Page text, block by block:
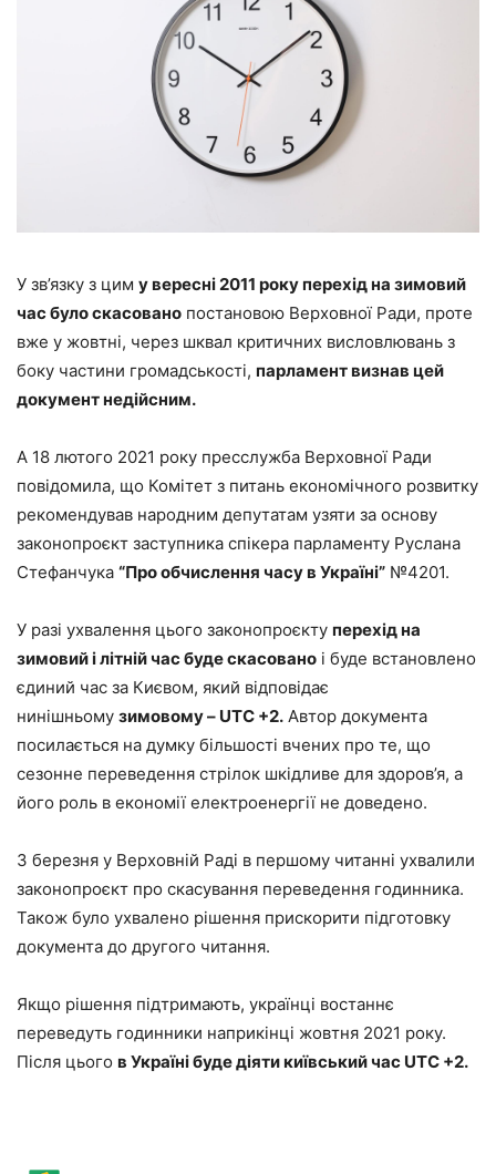
У зв’язку з цим у вересні 2011 року перехід на зимовий
час було скасовано постановою Верховної Ради, проте
вже у жовтні, через шквал критичних висловлювань з
боку частини громадськості, парламент визнав цей
документ недійсним.
А 18 лютого 2021 року пресслужба Верховної Ради
повідомила, що Комітет з питань економічного розвитку
рекомендував народним депутатам узяти за основу
законопроєкт заступника спікера парламенту Руслана
Стефанчука “Про обчислення часу в Україні” №4201.
У разі ухвалення цього законопроєкту перехід на
зимовий і літній час буде скасовано і буде встановлено
єдиний час за Києвом, який відповідає
нинішньому зимовому – UTC +2. Автор документа
посилається на думку більшості вчених про те, що
сезонне переведення стрілок шкідливе для здоров’я, а
його роль в економії електроенергії не доведено.
3 березня у Верховній Раді в першому читанні ухвалили
законопроєкт про скасування переведення годинника.
Також було ухвалено рішення прискорити підготовку
документа до другого читання.
Якщо рішення підтримають, українці востаннє
переведуть годинники наприкінці жовтня 2021 року.
Після цього в Україні буде діяти київський час UTC +2.